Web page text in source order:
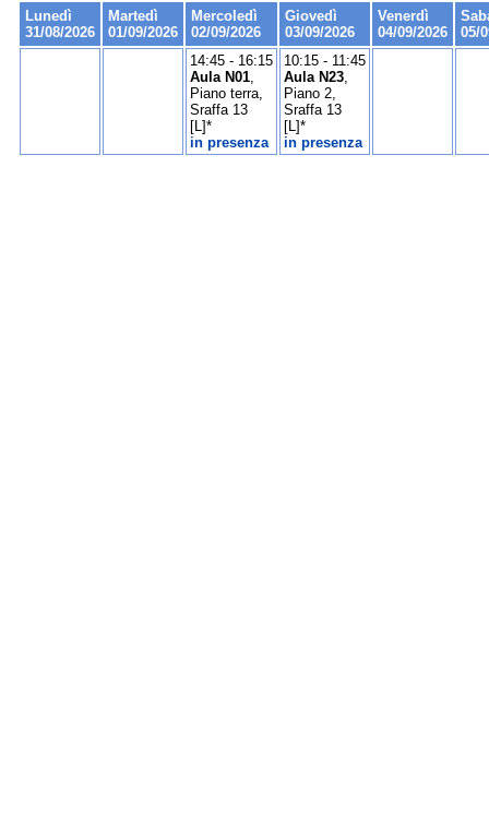
Lunedì
31/08/2026
Martedì
01/09/2026
Mercoledì
02/09/2026
Giovedì
03/09/2026
Venerdì
04/09/2026
05/
14:45 - 16:15
Aula N01,
Piano terra,
Sraffa 13
[L]*
in presenza
10:15 - 11:45
Aula N23,
Piano 2,
Sraffa 13
[L]*
in presenza